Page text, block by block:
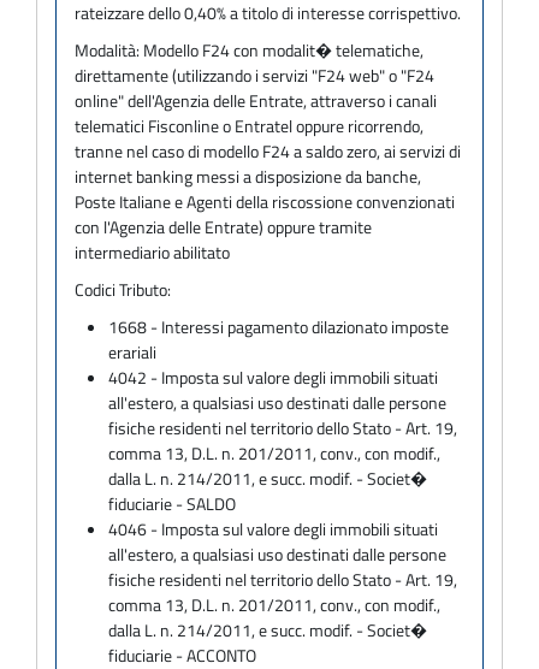
rateizzare dello 0,40% a titolo di interesse corrispettivo.
Modalità: Modello F24 con modalit� telematiche,
direttamente (utilizzando i servizi "F24 web" o "F24
online" dell'Agenzia delle Entrate, attraverso i canali
telematici Fisconline o Entratel oppure ricorrendo,
tranne nel caso di modello F24 a saldo zero, ai servizi di
internet banking messi a disposizione da banche,
Poste Italiane e Agenti della riscossione convenzionati
con l'Agenzia delle Entrate) oppure tramite
intermediario abilitato
Codici Tributo:
1668 - Interessi pagamento dilazionato imposte
erariali
4042 - Imposta sul valore degli immobili situati
all'estero, a qualsiasi uso destinati dalle persone
fisiche residenti nel territorio dello Stato - Art. 19,
comma 13, D.L. n. 201/2011, conv., con modif.,
dalla L. n. 214/2011, e succ. modif. - Societ�
fiduciarie - SALDO
4046 - Imposta sul valore degli immobili situati
all'estero, a qualsiasi uso destinati dalle persone
fisiche residenti nel territorio dello Stato - Art. 19,
comma 13, D.L. n. 201/2011, conv., con modif.,
dalla L. n. 214/2011, e succ. modif. - Societ�
fiduciarie - ACCONTO